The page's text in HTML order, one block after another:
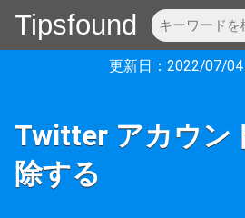
Tipsfound
更新日： 2022/07/04
Twitter アカウン
除する